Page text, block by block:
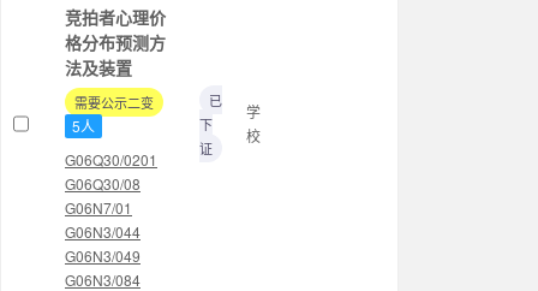
竞拍者心理价
格分布预测方
法及装置
需要公示二变
5人
G06Q30/0201
G06Q30/08
G06N7/01
G06N3/044
G06N3/049
G06N3/084
已
下
证
学
校